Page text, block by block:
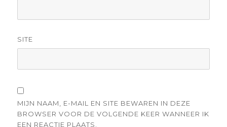
SITE
MIJN NAAM, E-MAIL EN SITE BEWAREN IN DEZE
BROWSER VOOR DE VOLGENDE KEER WANNEER IK
EEN REACTIE PLAATS.